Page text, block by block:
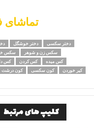
تماشای
دختر خوشگل
دختر سکسی
سکس
سکس زن و شوهر
کس کس کردن
کس میده
کون درشت کون سکسی
کیر خوردن
کلیپ های مرتبط